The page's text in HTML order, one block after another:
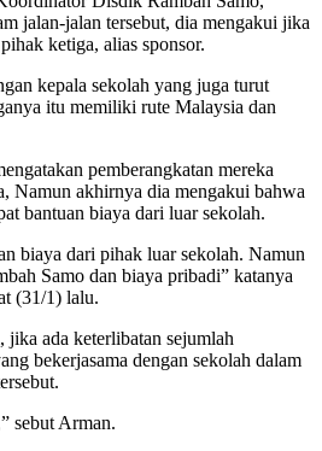
jalan-jalan tersebut, dia mengakui jika
ketiga, alias sponsor.
kepala sekolah yang juga turut
itu memiliki rute Malaysia dan
pemberangkatan mereka
Namun akhirnya dia mengakui bahwa
bantuan biaya dari luar sekolah.
biaya dari pihak luar sekolah. Namun
Samo dan biaya pribadi” katanya
(31/1) lalu.
ada keterlibatan sejumlah
bekerjasama dengan sekolah dalam
sebut Arman.